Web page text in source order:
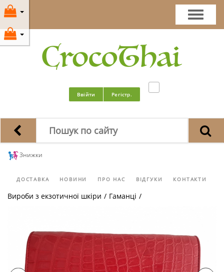
Ввійти Регістр.
Знижки
ДОСТАВКА НОВИНИ ПРО НАС ВІДГУКИ КОНТАКТИ
Вироби з екзотичної шкіри / Гаманці /